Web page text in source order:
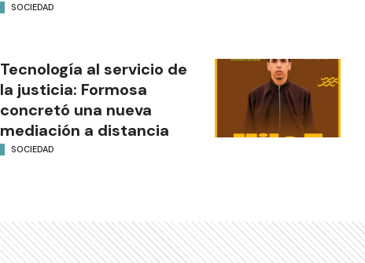
SOCIEDAD
Tecnología al servicio de
la justicia: Formosa
concretó una nueva
mediación a distancia
SOCIEDAD